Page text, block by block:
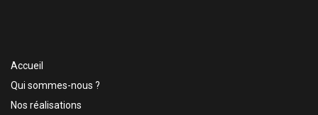
Accueil
Qui sommes-nous ?
Nos réalisations